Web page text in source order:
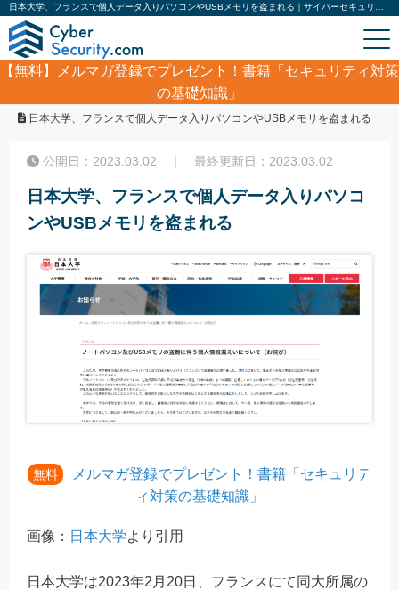
【無料】
メルマガ登録でプレゼント！書籍「セキュリティ対策
の基礎知識」
サイバーセキュリティ・情報漏洩ニュース
日本大学、フランスで個人データ入りパソコンやUSBメモリを盗まれる
公開日：2023.03.02 ｜ 最終更新日：2023.03.02
日本大学、フランスで個人データ入りパソコ
ンやUSBメモリを盗まれる
無料
メルマガ登録でプレゼント！書籍「セキュリテ
ィ対策の基礎知識」
画像： 日本大学より引用
日本大学は2023年2月20日、フランスにて同大所属の